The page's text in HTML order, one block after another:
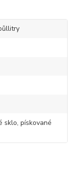
sklo, pískované